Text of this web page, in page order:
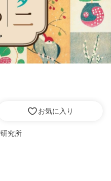
お気に入り
究所